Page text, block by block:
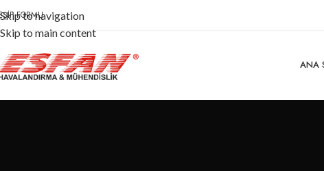
Skip to navigation
Skip to main content
FORMU
ANA